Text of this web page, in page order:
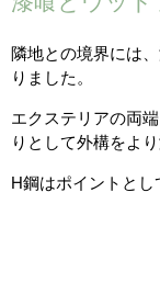
隣地との境界には
りました。
エクステリアの両
りとして外構をよ
H鋼はポイントとし